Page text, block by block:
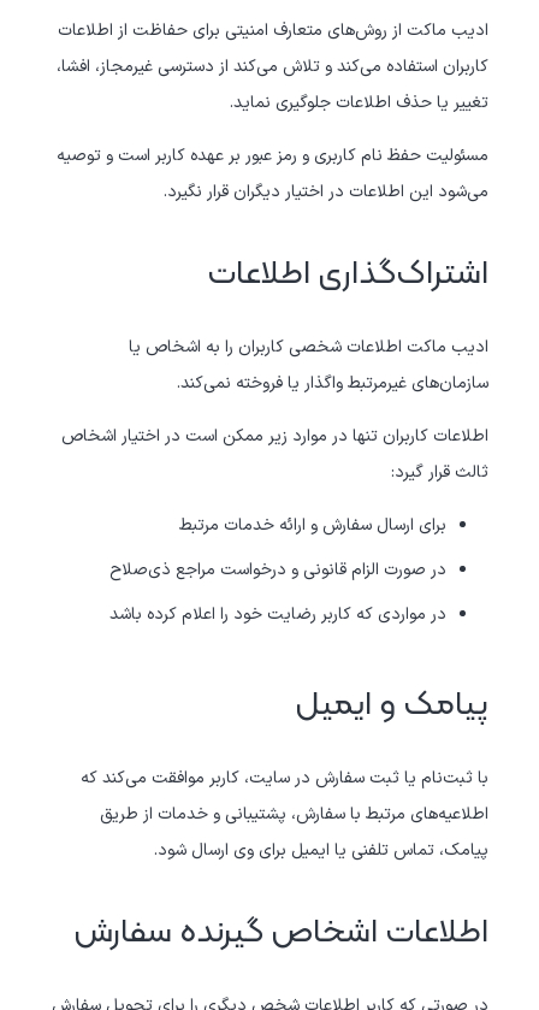
ادیب ماکت از روش‌های متعارف امنیتی برای حفاظت از اطلاعات
کاربران استفاده می‌کند و تلاش می‌کند از دسترسی غیرمجاز، افشا،
تغییر یا حذف اطلاعات جلوگیری نماید.
مسئولیت حفظ نام کاربری و رمز عبور بر عهده کاربر است و توصیه
می‌شود این اطلاعات در اختیار دیگران قرار نگیرد.
اشتراک‌گذاری اطلاعات
ادیب ماکت اطلاعات شخصی کاربران را به اشخاص یا
سازمان‌های غیرمرتبط واگذار یا فروخته نمی‌کند.
اطلاعات کاربران تنها در موارد زیر ممکن است در اختیار اشخاص
ثالث قرار گیرد:
برای ارسال سفارش و ارائه خدمات مرتبط
در صورت الزام قانونی و درخواست مراجع ذی‌صلاح
در مواردی که کاربر رضایت خود را اعلام کرده باشد
پیامک و ایمیل
با ثبت‌نام یا ثبت سفارش در سایت، کاربر موافقت می‌کند که
اطلاعیه‌های مرتبط با سفارش، پشتیبانی و خدمات از طریق
پیامک، تماس تلفنی یا ایمیل برای وی ارسال شود.
اطلاعات اشخاص گیرنده سفارش